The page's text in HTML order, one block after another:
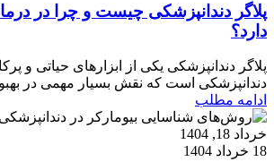
پلاگر دندانپزشکی چیست و چرا در
دارد؟
پلاگر دندانپزشکی یکی از ابزارهای حیاتی و
دندانپزشکی است که نقش بسیار مهمی در
ادامه مطلب
خرداد 18, 1404
18 خرداد 1404